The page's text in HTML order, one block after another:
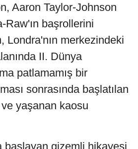
Aaron Taylor-Johnson
Raw'ın başrollerini
Londra'nın merkezindeki
II. Dünya
patlamamış bir
sonrasında başlatılan
yaşanan kaosu
başlayan gizemli hikayesi